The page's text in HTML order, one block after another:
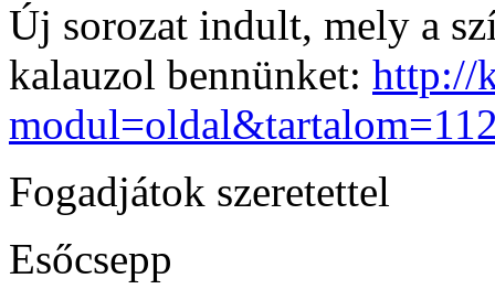
Új sorozat indult, mely a
kalauzol bennünket: http://
Fogadjátok szeretettel
Esőcsepp